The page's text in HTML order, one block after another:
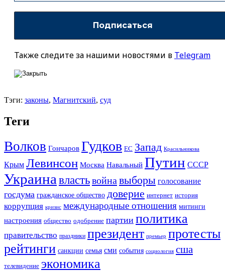
Также следите за нашими новостями в Telegram
Тэги: законы, Магнитский, суд
Теги
Волков Гончаров Гудков ЕС Запад Красильникова
Крым Левинсон Москва Навальный Путин СССР
Украина властьвойна выборы голосование
госдума гражданское общество доверие интернет история
коррупция кризис международные отношения митинги
настроения общество одобрение партии политика
правительство праздники президент премьер протесты
рейтинги санкции семья сми события социология сша
телевидение экономика